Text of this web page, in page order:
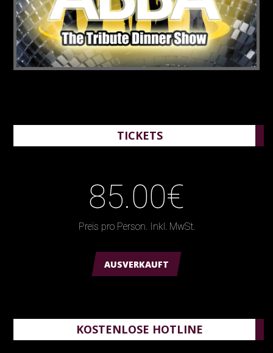
TICKETS
85.00€
Preis pro Person. Inkl. MwSt.
AUSVERKAUFT
KOSTENLOSE HOTLINE